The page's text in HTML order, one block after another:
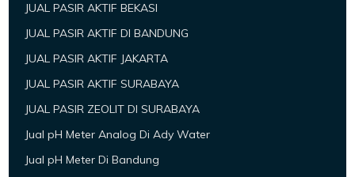
JUAL PASIR AKTIF BEKASI
JUAL PASIR AKTIF DI BANDUNG
JUAL PASIR AKTIF JAKARTA
JUAL PASIR AKTIF SURABAYA
JUAL PASIR ZEOLIT DI SURABAYA
Jual pH Meter Analog Di Ady Water
Jual pH Meter Di Bandung